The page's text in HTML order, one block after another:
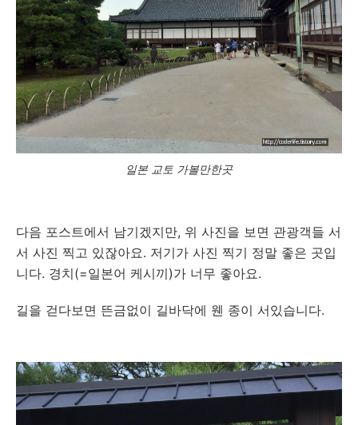
일본 교토 가볼만한곳
다음 포스트에서 남기겠지만, 위 사진을 보면 관광객들 서
서 사진 찍고 있잖아요. 저기가 사진 찍기 정말 좋은 곳입
니다. 경치(=일본어 케시끼)가 너무 좋아요.
길을 걷다보면 뜬금없이 길바닥에 웬 종이 서있습니다.